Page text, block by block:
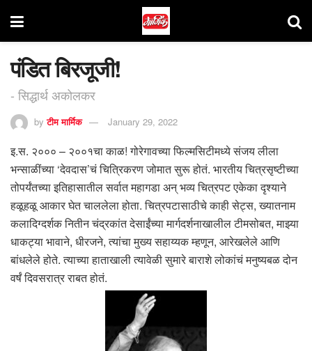
पंडित बिरजूजी!
- सिद्धार्थ अकोलकर
by टीम मार्मिक January 29, 2022
इ.स. २००० – २००१चा काळ! गोरेगावच्या फिल्मसिटीमध्ये संजय लीला
भन्साळींच्या ‘देवदास’चं चित्रिकरण जोमात सुरू होतं. भारतीय चित्रसृष्टीच्या
तोपर्यंतच्या इतिहासातील सर्वात महागडा अन् भव्य चित्रपट एकेका दृश्याने
हळूहळू आकार घेत चाललेला होता. चित्रपटासाठीचे काही सेट्स, ख्यातनाम
कलादिग्दर्शक नितीन चंद्रकांत देसाईंच्या मार्गदर्शनाखालील टीमसोबत, माझ्या
धाकट्या भावाने, धीरजने, त्यांचा मुख्य सहाय्यक म्हणून, आरेखलेले आणि
बांधलेले होते. त्याच्या हाताखाली त्यावेळी सुमारे बाराशे लोकांचं मनुष्यबळ दोन
वर्षं दिवसरात्र राबत होतं.